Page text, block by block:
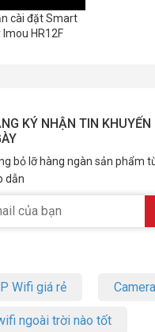
cài đặt Smart
HR12F
KÝ NHẬN TIN KHUYẾN
bỏ lỡ hàng ngàn sản phẩm
dẫn
Wifi giá rẻ
ngoài trời nào tốt